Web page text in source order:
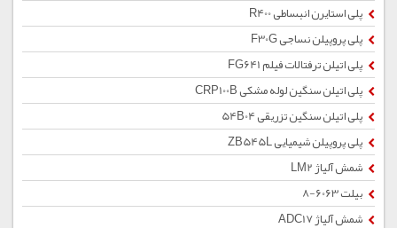
پلی استایرن انبساطی R400
پلی پروپیلن نساجی F30G
پلی اتیلن ترفتالات فیلم FG641
پلی اتیلن سنگین لوله مشکی CRP100B
پلی اتیلن سنگین تزریقی 54B04
پلی پروپیلن شیمیایی ZB545L
شمش آلیاژ LM2
بیلت 6063-8
شمش آلیاژ ADC17